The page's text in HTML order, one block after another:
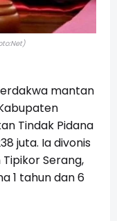
mantan
Tindak Pidana
juta. Ia divonis
Serang,
1 tahun dan 6